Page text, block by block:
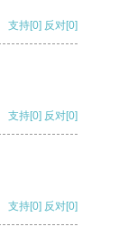
支持[0] 反对[0]
支持[0] 反对[0]
支持[0] 反对[0]